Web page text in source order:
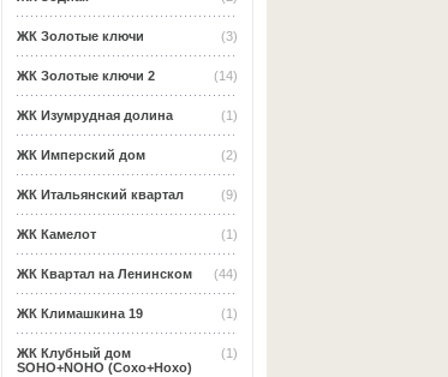
(3)
ЖК Золотые ключи
(14)
ЖК Золотые ключи 2
(1)
ЖК Изумрудная долина
(2)
ЖК Имперский дом
(9)
ЖК Итальянский квартал
(1)
ЖК Камелот
(44)
ЖК Квартал на Ленинском
(1)
ЖК Климашкина 19
(1)
ЖК Клубный дом
SOHO+NOHO (Сохо+Нохо)